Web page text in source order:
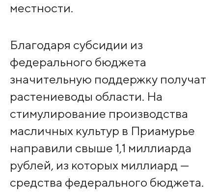
местности.
Благодаря субсидии из
федерального бюджета
значительную поддержку получат
растениеводы области. На
стимулирование производства
масличных культур в Приамурье
направили свыше 1,1 миллиарда
рублей, из которых миллиард —
средства федерального бюджета.